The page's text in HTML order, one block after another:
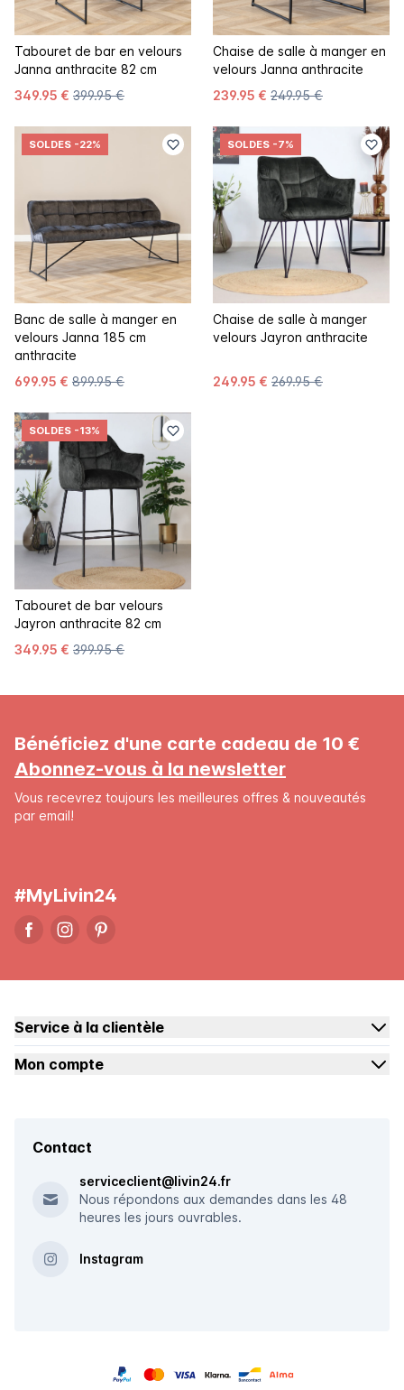
Tabouret de bar en velours
Janna anthracite 82 cm
349.95 € 399.95 €
Chaise de salle à manger en
velours Janna anthracite
239.95 € 249.95 €
SOLDES -22%
Banc de salle à manger en
velours Janna 185 cm
anthracite
699.95 € 899.95 €
SOLDES -7%
Chaise de salle à manger
velours Jayron anthracite
249.95 € 269.95 €
SOLDES -13%
Tabouret de bar velours
Jayron anthracite 82 cm
349.95 € 399.95 €
Bénéficiez d'une carte cadeau de 10 €
Abonnez-vous à la newsletter
Vous recevrez toujours les meilleures offres & nouveautés
par email!
#MyLivin24
Service à la clientèle
Mon compte
Contact
serviceclient@livin24.fr
Nous répondons aux demandes dans les 48
heures les jours ouvrables.
Instagram